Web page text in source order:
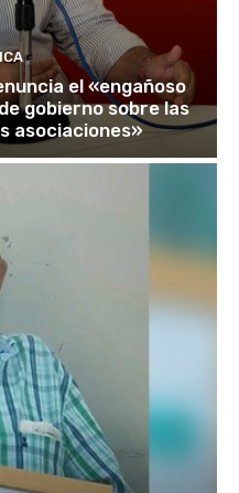
el «engañoso
gobierno sobre las
asociaciones»